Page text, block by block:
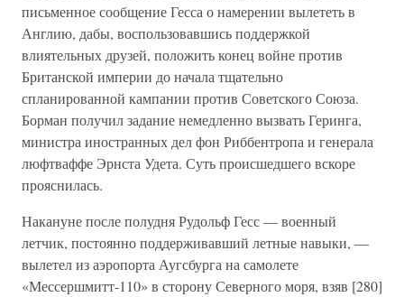
письменное сообщение Гесса о намерении вылететь в
Англию, дабы, воспользовавшись поддержкой
влиятельных друзей, положить конец войне против
Британской империи до начала тщательно
спланированной кампании против Советского Союза.
Борман получил задание немедленно вызвать Геринга,
министра иностранных дел фон Риббентропа и генерала
люфтваффе Эрнста Удета. Суть происшедшего вскоре
прояснилась.
Накануне после полудня Рудольф Гесс — военный
летчик, постоянно поддерживавший летные навыки, —
вылетел из аэропорта Аугсбурга на самолете
«Мессершмитт-110» в сторону Северного моря, взяв [280]